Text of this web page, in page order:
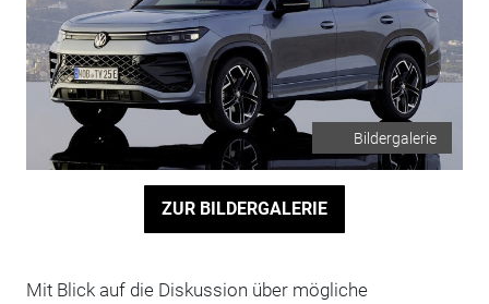
Bildergalerie
ZUR BILDERGALERIE
Mit Blick auf die Diskussion über mögliche